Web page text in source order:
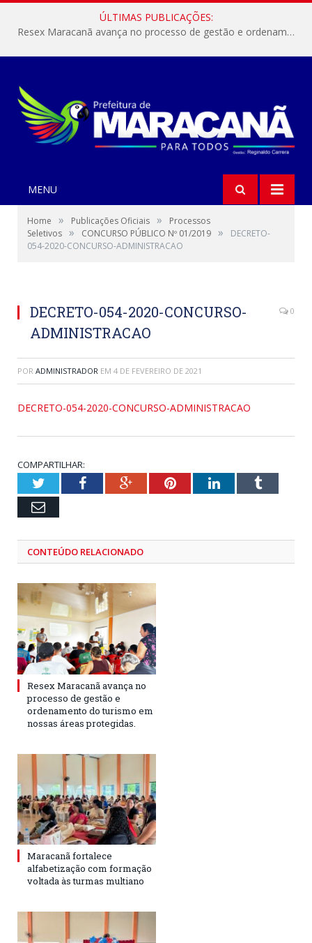
ÚLTIMAS PUBLICAÇÕES:
Resex Maracanã avança no processo de gestão e ordenamento do turismo em nossas áreas protegidas.
MENU
Home » Publicações Oficiais »
Processos
Seletivos » CONCURSO PÚBLICO Nº 01/2019 »
DECRETO-
054-2020-CONCURSO-ADMINISTRACAO
DECRETO-054-2020-CONCURSO-
ADMINISTRACAO
0
POR ADMINISTRADOR EM 4 DE FEVEREIRO DE 2021
DECRETO-054-2020-CONCURSO-ADMINISTRACAO
COMPARTILHAR:
TwitterFacebookGoogle+PinterestLinkedInTumblr
Email
CONTEÚDO RELACIONADO
Resex Maracanã avança no
processo de gestão e
ordenamento do turismo em
nossas áreas protegidas.
Maracanã fortalece
alfabetização com formação
voltada às turmas multiano